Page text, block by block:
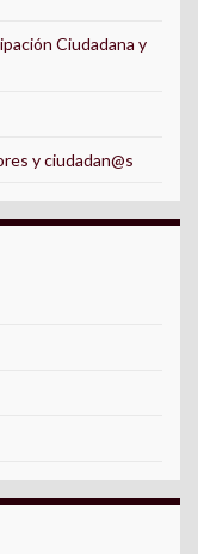
Ciudadana y
y ciudadan@s